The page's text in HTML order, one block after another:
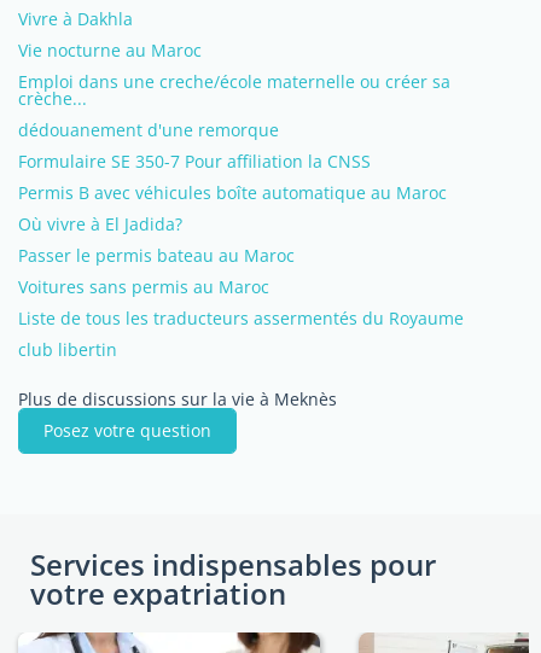
Vivre à Dakhla
Vie nocturne au Maroc
Emploi dans une creche/école maternelle ou créer sa
crèche...
dédouanement d'une remorque
Formulaire SE 350-7 Pour affiliation la CNSS
Permis B avec véhicules boîte automatique au Maroc
Où vivre à El Jadida?
Passer le permis bateau au Maroc
Voitures sans permis au Maroc
Liste de tous les traducteurs assermentés du Royaume
club libertin
Plus de discussions sur la vie à Meknès
Posez votre question
Services indispensables pour
votre expatriation